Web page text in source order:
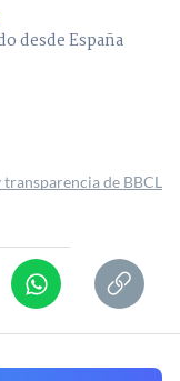
desde España
transparencia de BBCL